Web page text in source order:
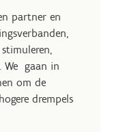
partner en
We gaan in
om de
drempels